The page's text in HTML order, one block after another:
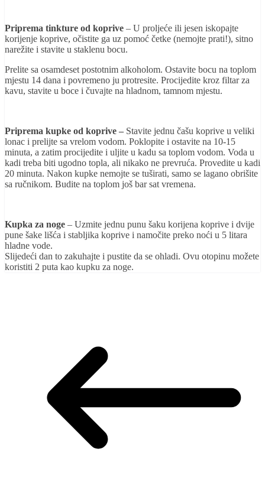
Priprema tinkture od koprive – U proljeće ili jesen iskopajte
korijenje koprive, očistite ga uz pomoć četke (nemojte prati!), sitno
narežite i stavite u staklenu bocu.
Prelite sa osamdeset postotnim alkoholom. Ostavite bocu na toplom
mjestu 14 dana i povremeno ju protresite. Procijedite kroz filtar za
kavu, stavite u boce i čuvajte na hladnom, tamnom mjestu.
Priprema kupke od koprive – Stavite jednu čašu koprive u veliki
lonac i prelijte sa vrelom vodom. Poklopite i ostavite na 10-15
minuta, a zatim procijedite i uljite u kadu sa toplom vodom. Voda u
kadi treba biti ugodno topla, ali nikako ne prevruća. Provedite u kadi
20 minuta. Nakon kupke nemojte se tuširati, samo se lagano obrišite
sa ručnikom. Budite na toplom još bar sat vremena.
Kupka za noge – Uzmite jednu punu šaku korijena koprive i dvije
pune šake lišća i stabljika koprive i namočite preko noći u 5 litara
hladne vode.
Slijedeći dan to zakuhajte i pustite da se ohladi. Ovu otopinu možete
koristiti 2 puta kao kupku za noge.